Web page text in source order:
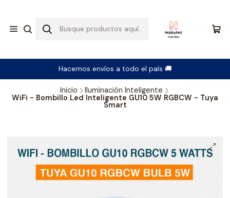
Hacemos envíos a todo el país 🚚
Inicio
Iluminación Inteligente
WiFi - Bombillo Led Inteligente GU10 5W RGBCW - Tuya
Smart